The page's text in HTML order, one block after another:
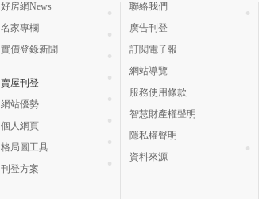
好房網News
名家專欄
實價登錄新聞
賣屋刊登
網站優勢
個人網頁
格局圖工具
刊登方案
聯絡我們
廣告刊登
訂閱電子報
網站導覽
服務使用條款
智慧財產權聲明
隱私權聲明
資料來源